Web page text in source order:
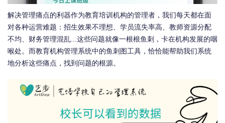
解决管理痛点的利器作为教育培训机构的管理者，我们每天都在面
对各种运营难题：招生效果不理想、学员流失率高、教师资源分配
不均、财务管理混乱...这些问题就像一根根鱼刺，卡在机构发展的咽
喉处。而教育机构管理系统中的鱼刺图工具，恰恰能帮助我们系统
地分析这些痛点，找到问题的根源。